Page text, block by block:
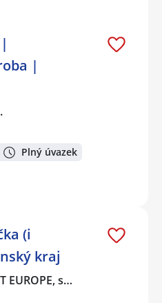
|
Plný úvazek
(i
kraj
EUROPE, s…